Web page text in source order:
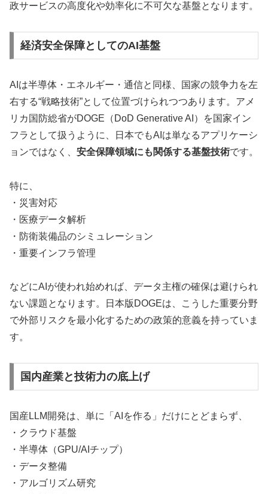
政サービスの高度化や効率化に不可欠な基盤となります。
経済安全保障としてのAI基盤
AIは半導体・エネルギー・通信と同様、国家の競争力を左
右する“戦略技術”として位置づけられつつあります。アメ
リカ国防総省がDOGE（DoD Generative AI）を国家イン
フラとして扱うように、日本でもAIは単なるアプリケーシ
ョンではなく、 安全保障領域にも関係する基盤技術です。
特に、
・災害対応
・医療データ解析
・防衛装備品のシミュレーション
・重要インフラ管理
などにAIが使われ始めれば、データ主権の確保は避けられ
ない課題となります。日本版DOGEは、こうした重要分野
で外部リスクを最小化するための政策的意義を持っていま
す。
国内産業と技術力の底上げ
国産LLM開発は、単に「AIを作る」だけにとどまらず、
・クラウド基盤
・半導体（GPU/AIチップ）
・データ整備
・アルゴリズム研究